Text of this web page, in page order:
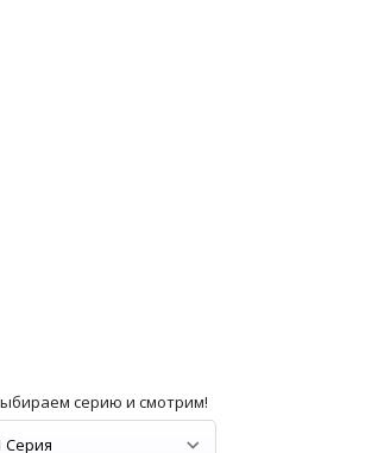
серию и смотрим!